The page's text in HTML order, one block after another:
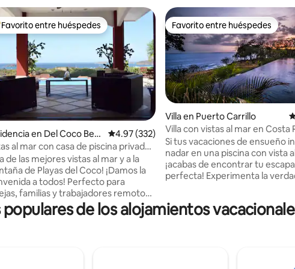
4.97 de 5; 277 evaluaciones
los mejores en Favorito entre huéspedes
Favorito entre huéspedes
en Del Coco Bea
Calificación promedio: 4.97 de 5; 332
4.97 (332)
al mar con casa de piscina privada:
#6
de las mejores vistas al mar y a la
de Playas del Coco! ¡Damos la
a todos! Perfecto para
familias y trabajadores remotos.
totalmente equipada, ubicada en la
de una montaña dentro de una
Favorito entre huéspedes
Favorito entre huéspedes
Villa en Puerto Carrillo
Villa con vistas al mar en Costa
interno)
Si tus vacaciones de ensueño
nadar en una piscina con vista
¡acabas de encontrar tu
perfecta! Experimenta la
habitación privada con baño
de los alojamientos